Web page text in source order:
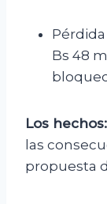
Bs 48
Los hechos:
las
propuesta